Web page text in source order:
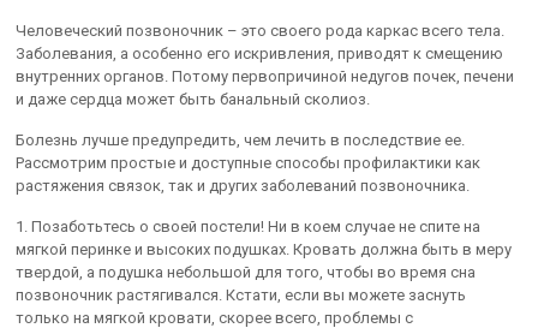
Человеческий позвоночник – это своего рода каркас всего тела.
Заболевания, а особенно его искривления, приводят к смещению
внутренних органов. Потому первопричиной недугов почек, печени
и даже сердца может быть банальный сколиоз.
Болезнь лучше предупредить, чем лечить в последствие ее.
Рассмотрим простые и доступные способы профилактики как
растяжения связок, так и других заболеваний позвоночника.
1. Позаботьтесь о своей постели! Ни в коем случае не спите на
мягкой перинке и высоких подушках. Кровать должна быть в меру
твердой, а подушка небольшой для того, чтобы во время сна
позвоночник растягивался. Кстати, если вы можете заснуть
только на мягкой кровати, скорее всего, проблемы с